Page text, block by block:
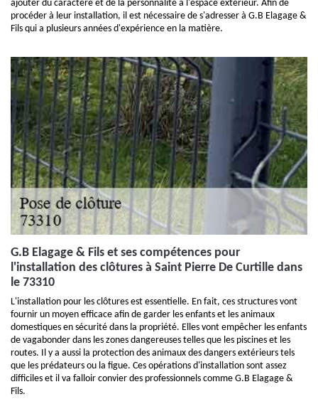
ajouter du caractère et de la personnalité à l'espace extérieur. Afin de
procéder à leur installation, il est nécessaire de s'adresser à G.B Elagage &
Fils qui a plusieurs années d'expérience en la matière.
G.B Elagage & Fils et ses compétences pour
l'installation des clôtures à Saint Pierre De Curtille dans
le 73310
L'installation pour les clôtures est essentielle. En fait, ces structures vont
fournir un moyen efficace afin de garder les enfants et les animaux
domestiques en sécurité dans la propriété. Elles vont empêcher les enfants
de vagabonder dans les zones dangereuses telles que les piscines et les
routes. Il y a aussi la protection des animaux des dangers extérieurs tels
que les prédateurs ou la figue. Ces opérations d'installation sont assez
difficiles et il va falloir convier des professionnels comme G.B Elagage &
Fils.